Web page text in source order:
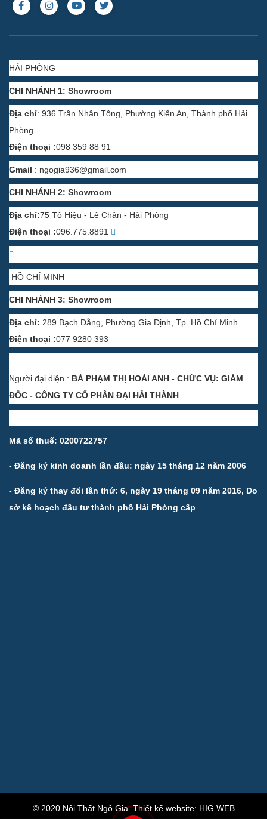
HẢI PHÒNG
CHI NHÁNH 1: Showroom
Địa chỉ: 936 Trần Nhân Tông, Phường Kiến An, Thành phố Hải
Phòng
Điện thoại :098 359 88 91
Gmail : ngogia936@gmail.com
CHI NHÁNH 2: Showroom
Địa chỉ:75 Tô Hiệu - Lê Chân - Hải Phòng
Điện thoại :096.775.8891
HỒ CHÍ MINH
CHI NHÁNH 3: Showroom
Địa chỉ: 289 Bạch Đằng, Phường Gia Định, Tp. Hồ Chí Minh
Điện thoại :077 9280 393
Người đại diện : BÀ PHẠM THỊ HOÀI ANH - CHỨC VỤ: GIÁM
ĐỐC - CÔNG TY CỔ PHẦN ĐẠI HẢI THÀNH
Mã số thuế: 0200722757
- Đăng ký kinh doanh lần đầu: ngày 15 tháng 12 năm 2006
- Đăng ký thay đổi lần thứ: 6, ngày 19 tháng 09 năm 2016, Do
sở kế hoạch đầu tư thành phố Hải Phòng cấp
© 2020 Nội Thất Ngô Gia.Thiết kế website: HIG WEB